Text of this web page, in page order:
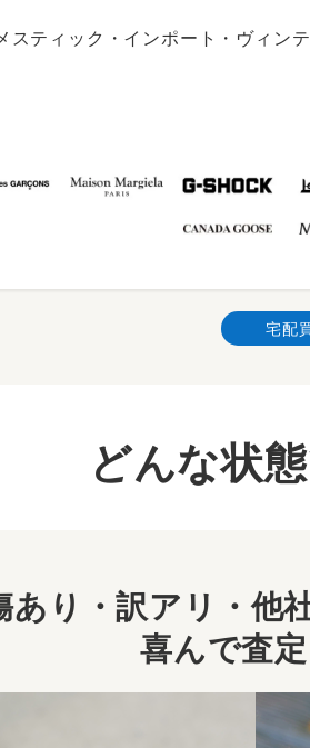
スティック・インポート・ヴィン
宅配
どんな状
あり・訳アリ・他
喜んで査